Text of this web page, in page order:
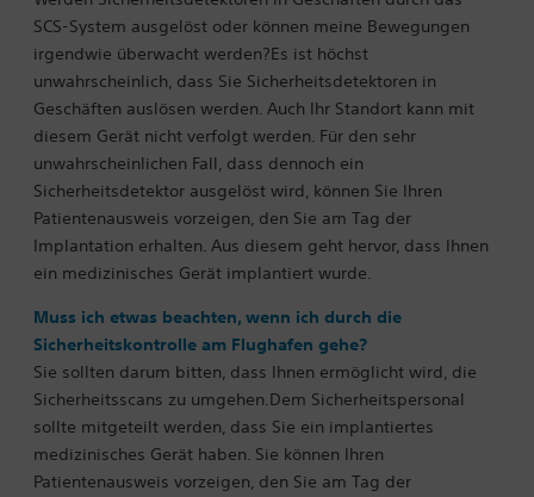
SCS-System ausgelöst oder können meine Bewegungen
irgendwie überwacht werden?Es ist höchst
unwahrscheinlich, dass Sie Sicherheitsdetektoren in
Geschäften auslösen werden. Auch Ihr Standort kann mit
diesem Gerät nicht verfolgt werden. Für den sehr
unwahrscheinlichen Fall, dass dennoch ein
Sicherheitsdetektor ausgelöst wird, können Sie Ihren
Patientenausweis vorzeigen, den Sie am Tag der
Implantation erhalten. Aus diesem geht hervor, dass Ihnen
ein medizinisches Gerät implantiert wurde.
Muss ich etwas beachten, wenn ich durch die
Sicherheitskontrolle am Flughafen gehe?
Sie sollten darum bitten, dass Ihnen ermöglicht wird, die
Sicherheitsscans zu umgehen.Dem Sicherheitspersonal
sollte mitgeteilt werden, dass Sie ein implantiertes
medizinisches Gerät haben. Sie können Ihren
Patientenausweis vorzeigen, den Sie am Tag der